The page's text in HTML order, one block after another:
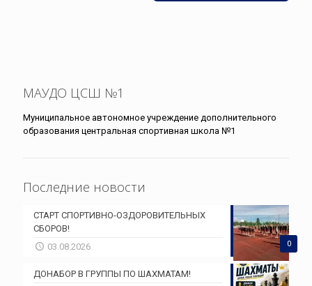
МАУДО ЦСШ №1
Муниципальное автономное учреждение дополнительного
образования центральная спортивная школа №1
Последние новости
0
СТАРТ СПОРТИВНО-ОЗДОРОВИТЕЛЬНЫХ
СБОРОВ!
03.08.2026
ДОНАБОР В ГРУППЫ ПО ШАХМАТАМ!